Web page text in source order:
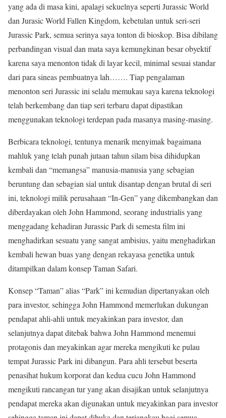
yang ada di masa kini, apalagi sekuelnya seperti Jurassic World
dan Jurasic World Fallen Kingdom, kebetulan untuk seri-seri
Jurassic Park, semua serinya saya tonton di bioskop. Bisa dibilang
perbandingan visual dan mata saya kemungkinan besar obyektif
karena saya menonton tidak di layar kecil, minimal sesuai standar
dari para sineas pembuatnya lah……. Tiap pengalaman
menonton seri Jurassic ini selalu memukau saya karena teknologi
telah berkembang dan tiap seri terbaru dapat dipastikan
menggunakan teknologi terdepan pada masanya masing-masing.
Berbicara teknologi, tentunya menarik menyimak bagaimana
mahluk yang telah punah jutaan tahun silam bisa dihidupkan
kembali dan “memangsa” manusia-manusia yang sebagian
beruntung dan sebagian sial untuk disantap dengan brutal di seri
ini, teknologi milik perusahaan “In-Gen” yang dikembangkan dan
diberdayakan oleh John Hammond, seorang industrialis yang
menggadang kehadiran Jurassic Park di semesta film ini
menghadirkan sesuatu yang sangat ambisius, yaitu menghadirkan
kembali hewan buas yang dengan rekayasa genetika untuk
ditampilkan dalam konsep Taman Safari.
Konsep “Taman” alias “Park” ini kemudian dipertanyakan oleh
para investor, sehingga John Hammond memerlukan dukungan
pendapat ahli-ahli untuk meyakinkan para investor, dan
selanjutnya dapat ditebak bahwa John Hammond menemui
protagonis dan meyakinkan agar mereka mengikuti ke pulau
tempat Jurassic Park ini dibangun. Para ahli tersebut beserta
penasihat hukum korporat dan kedua cucu John Hammond
mengikuti rancangan tur yang akan disajikan untuk selanjutnya
pendapat mereka akan digunakan untuk meyakinkan para investor